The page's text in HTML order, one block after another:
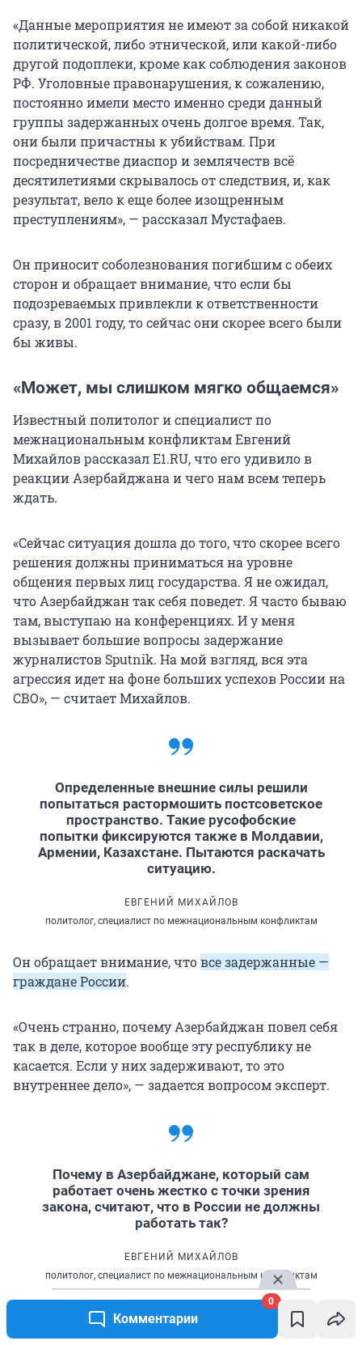
Комментарии
0
«Данные мероприятия не имеют за собой никакой
политической, либо этнической, или какой-либо
другой подоплеки, кроме как соблюдения законов
РФ. Уголовные правонарушения, к сожалению,
постоянно имели место именно среди данный
группы задержанных очень долгое время. Так,
они были причастны к убийствам. При
посредничестве диаспор и землячеств всё
десятилетиями скрывалось от следствия, и, как
результат, вело к еще более изощренным
преступлениям», — рассказал Мустафаев.
Он приносит соболезнования погибшим с обеих
сторон и обращает внимание, что если бы
подозреваемых привлекли к ответственности
сразу, в 2001 году, то сейчас они скорее всего были
бы живы.
«Может, мы слишком мягко общаемся»
Известный политолог и специалист по
межнациональным конфликтам Евгений
Михайлов рассказал E1.RU, что его удивило в
реакции Азербайджана и чего нам всем теперь
ждать.
«Сейчас ситуация дошла до того, что скорее всего
решения должны приниматься на уровне
общения первых лиц государства. Я не ожидал,
что Азербайджан так себя поведет. Я часто бываю
там, выступаю на конференциях. И у меня
вызывает большие вопросы задержание
журналистов Sputnik. На мой взгляд, вся эта
агрессия идет на фоне больших успехов России на
СВО», — считает Михайлов.
Определенные внешние силы решили
попытаться растормошить постсоветское
пространство. Такие русофобские
попытки фиксируются также в Молдавии,
Армении, Казахстане. Пытаются раскачать
ситуацию.
ЕВГЕНИЙ МИХАЙЛОВ
политолог, специалист по межнациональным конфликтам
Он обращает внимание, чтовсе задержанные —
граждане России.
«Очень странно, почему Азербайджан повел себя
так в деле, которое вообще эту республику не
касается. Если у них задерживают, то это
внутреннее дело», — задается вопросом эксперт.
Почему в Азербайджане, который сам
работает очень жестко с точки зрения
закона, считают, что в России не должны
работать так?
ЕВГЕНИЙ МИХАЙЛОВ
политолог, специалист по межнациональным конфликтам
Эксперт выражает недоумение выдвинутыми
против России обвинениями в намеренной акции